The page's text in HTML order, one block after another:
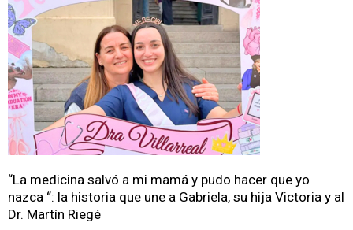
“La medicina salvó a mi mamá y pudo hacer que yo
nazca “: la historia que une a Gabriela, su hija Victoria y al
Dr. Martín Riegé